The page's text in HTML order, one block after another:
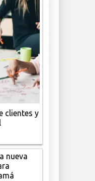
clientes y
nueva